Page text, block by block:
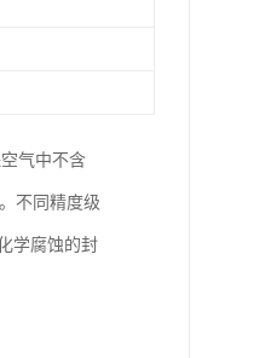
气中不含
不同精度级
学腐蚀的封